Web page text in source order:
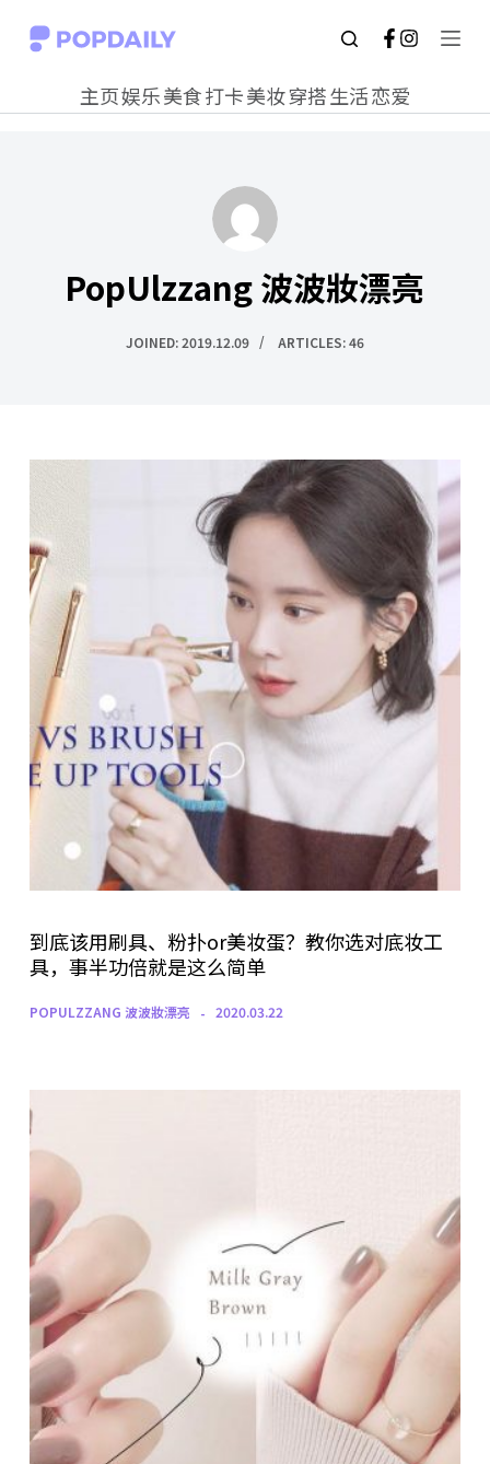
S
t
主页娱乐美食打卡美妆穿搭生活恋爱
PopUlzzang 波波妝漂亮
JOINED: 2019.12.09 ARTICLES: 46
到底该用刷具、粉扑or美妆蛋？教你选对底妆工
具，事半功倍就是这么简单
POPULZZANG 波波妝漂亮 2020.03.22